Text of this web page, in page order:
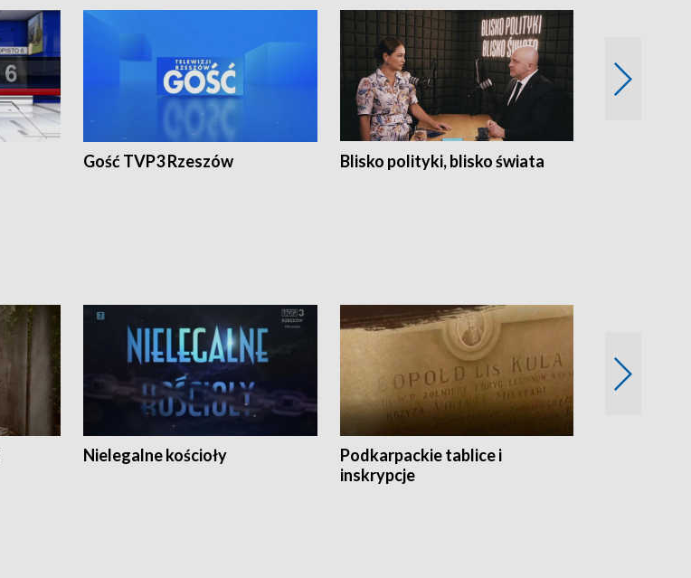
Gość TVP3 Rzeszów Blisko polityki, blisko świata
Nielegalne kościoły
Podkarpackie tablice i
inskrypcje